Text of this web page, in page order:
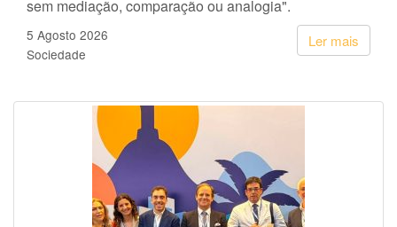
sem mediação, comparação ou analogia".
Ler mais
5 Agosto 2026
Sociedade